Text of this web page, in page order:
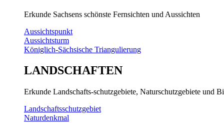
Erkunde Sachsens schönste Fernsichten und Aussichten
Aussichtspunkt
Aussichtsturm
Königlich-Sächsische Triangulierung
LANDSCHAFTEN
Erkunde Landschafts-schutzgebiete, Naturschutzgebiete und
Landschaftsschutzgebiet
Naturdenkmal